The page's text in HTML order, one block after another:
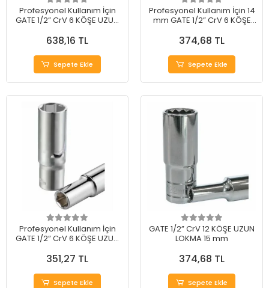
Profesyonel Kullanım İçin
GATE 1/2” CrV 6 KÖŞE UZUN
638,16 TL
Sepete Ekle
Profesyonel Kullanım İçin 14
mm GATE 1/2” CrV 6 KÖŞE
374,68 TL
Sepete Ekle
Profesyonel Kullanım İçin
GATE 1/2” CrV 6 KÖŞE UZUN
351,27 TL
Sepete Ekle
GATE 1/2” CrV 12 KÖŞE UZUN
LOKMA 15 mm
374,68 TL
Sepete Ekle